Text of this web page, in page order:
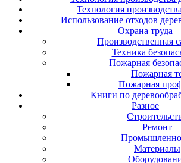
Технология
Использование отходов
Охрана труда
Производственная
Техника
Пожарная
Пожарная
Пожарная
Книги по
Разное
Ремонт
Материалы